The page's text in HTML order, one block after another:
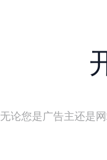
无论您是广告主还是